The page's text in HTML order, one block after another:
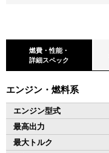
燃費・性能・
詳細スペック
エンジン・燃料系
エンジン型式
最高出力
最大トルク